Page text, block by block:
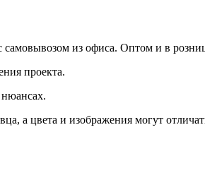
самовывозом из офиса. Оптом и в
проекта.
а цвета и изображения могут